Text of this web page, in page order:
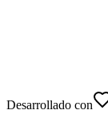
Desarrollado con